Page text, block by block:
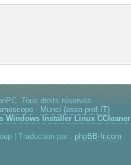
Tous droits réservés.
- Munci (asso prof.IT)
Windows Installer Linux CCleaner
| Traduction par : phpBB-fr.com